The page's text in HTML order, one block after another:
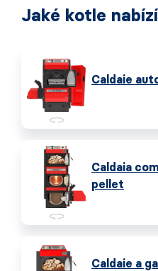
Jaké kotle
Caldaie
Caldaia
pellet
Caldaie a